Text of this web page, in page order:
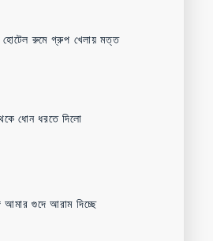
রুমে গ্রুপ খেলায় মত্ত
ধোন ধরতে দিলো
আমার গুদে আরাম দিচ্ছে